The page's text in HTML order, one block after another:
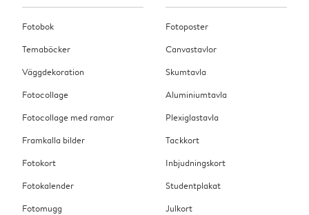
Fotobok
Temaböcker
Väggdekoration
Fotocollage
Fotocollage med ramar
Framkalla bilder
Fotokort
Fotokalender
Fotomugg
Fotoposter
Canvastavlor
Skumtavla
Aluminiumtavla
Plexiglastavla
Tackkort
Inbjudningskort
Studentplakat
Julkort